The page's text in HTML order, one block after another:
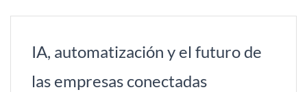
IA, automatización y el futuro de
las empresas conectadas